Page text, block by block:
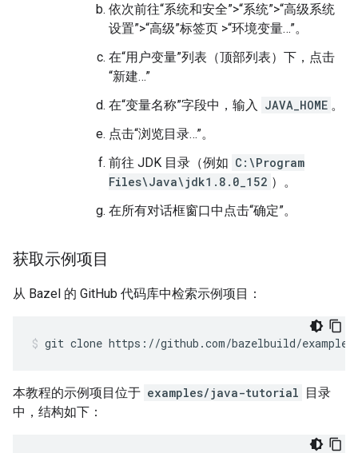
依次前往“系统和安全”>“系统”>“高级系统
设置”>“高级”标签页 >“环境变量…”。
在“用户变量”列表（顶部列表）下，点击
“新建…”
在“变量名称”字段中，输入 JAVA_HOME 。
点击“浏览目录…”。
前往 JDK 目录（例如 C:\Program
Files\Java\jdk1.8.0_152 ）。
在所有对话框窗口中点击“确定”。
获取示例项目
从 Bazel 的 GitHub 代码库中检索示例项目：
git clone https://github.com/bazelbuild/examples
本教程的示例项目位于 examples/java-tutorial 目录
中，结构如下：